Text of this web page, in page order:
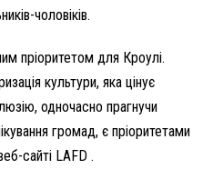
чоловіків.
пріоритетом для Кроулі.
культури, яка цінує
одночасно прагнучи
громад, є пріоритетами
сайті LAFD .